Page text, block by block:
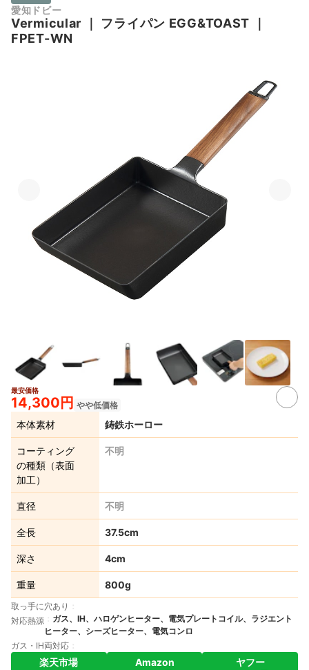
愛知ドビー
Vermicular ｜ フライパン EGG&TOAST ｜
FPET-WN
最安価格
14,300円 やや低価格
本体素材 鋳鉄ホーロー
コーティング
の種類（表面
加工）
不明
直径 不明
全長 37.5cm
深さ 4cm
重量 800g
取っ手に穴あり
対応熱源
ガス、IH、ハロゲンヒーター、電気プレートコイル、ラジエント
ヒーター、シーズヒーター、電気コンロ
ガス・IH両対応
楽天市場 Amazon ヤフー